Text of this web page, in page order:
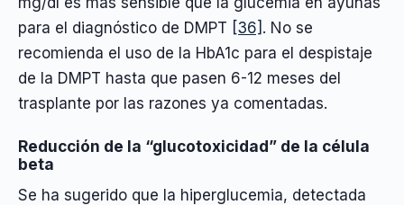
para el diagnóstico de DMPT [36] . No se
recomienda el uso de la HbA1c para el despistaje
de la DMPT hasta que pasen 6-12 meses del
trasplante por las razones ya comentadas.
Reducción de la “glucotoxicidad” de la célula
beta
Se ha sugerido que la hiperglucemia, detectada